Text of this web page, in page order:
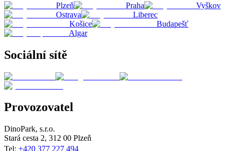
Plzeň Praha
Vyškov
Ostrava
Liberec
Košice
Budapešť
Algar
Sociální sítě
Provozovatel
DinoPark, s.r.o.
Stará cesta 2, 312 00 Plzeň
Tel: +420 377 227 494